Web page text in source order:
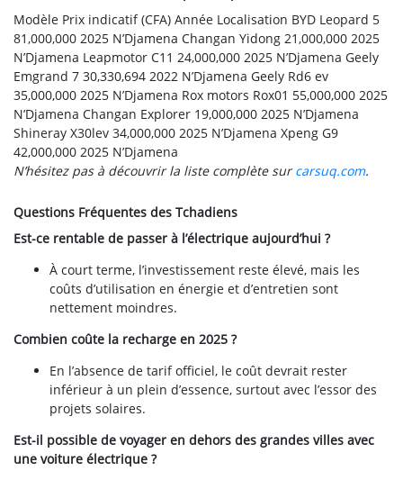
Modèle Prix indicatif (CFA) Année Localisation BYD Leopard 5
81,000,000 2025 N’Djamena Changan Yidong 21,000,000 2025
N’Djamena Leapmotor C11 24,000,000 2025 N’Djamena Geely
Emgrand 7 30,330,694 2022 N’Djamena Geely Rd6 ev
35,000,000 2025 N’Djamena Rox motors Rox01 55,000,000 2025
N’Djamena Changan Explorer 19,000,000 2025 N’Djamena
Shineray X30lev 34,000,000 2025 N’Djamena Xpeng G9
42,000,000 2025 N’Djamena
N’hésitez pas à découvrir la liste complète surcarsuq.com.
Questions Fréquentes des Tchadiens
Est-ce rentable de passer à l’électrique aujourd’hui ?
À court terme, l’investissement reste élevé, mais les
coûts d’utilisation en énergie et d’entretien sont
nettement moindres.
Combien coûte la recharge en 2025 ?
En l’absence de tarif officiel, le coût devrait rester
inférieur à un plein d’essence, surtout avec l’essor des
projets solaires.
Est-il possible de voyager en dehors des grandes villes avec
une voiture électrique ?